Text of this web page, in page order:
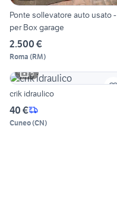
Ponte sollevatore auto usato -
per Box garage
2.500 €
Roma (RM)
5
crik idraulico
40 €
Cuneo(CN)